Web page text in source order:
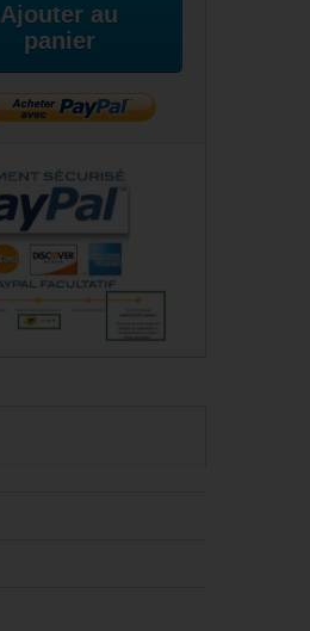
Ajouter au
panier